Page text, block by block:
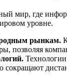
мир, где
уровне.
рынкам.
позволяя
сокращают